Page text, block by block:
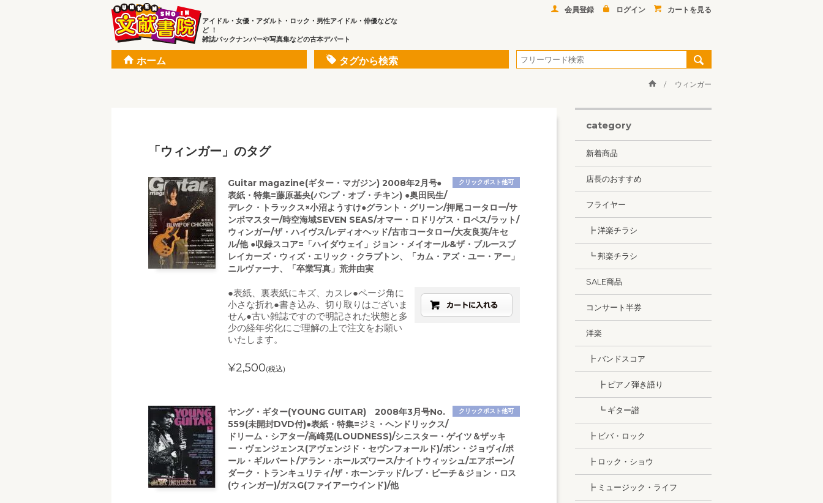
アイドル・女優・アダルト・ロック・男性アイドル・俳優などな
ど ！
雑誌バックナンバーや写真集などの古本デパート
会員登録 ログイン カートを見る
ホーム タグから検索
ウィンガー
「ウィンガー」のタグ
クリックポスト他可
Guitar magazine(ギター・マガジン) 2008年2月号●
表紙・特集=藤原基央(バンプ・オブ・チキン) ●奥田民生/
デレク・トラックス×小沼ようすけ●グラント・グリーン/押尾コータロー/サ
ンボマスター/時空海域SEVEN SEAS/オマー・ロドリゲス・ロペス/ラット/
ウィンガー/ザ・ハイヴス/レディオヘッド/古市コータロー/大友良英/キセ
ル/他 ●収録スコア=「ハイダウェイ」ジョン・メイオール&ザ・ブルースブ
レイカーズ・ウィズ・エリック・クラプトン、「カム・アズ・ユー・アー」
ニルヴァーナ、「卒業写真」荒井由実
●表紙、裏表紙にキズ、カスレ●ページ角に
小さな折れ●書き込み、切り取りはございま
せん●古い雑誌ですので明記された状態と多
少の経年劣化にご理解の上で注文をお願い
いたします。
¥2,500(税込)
クリックポスト他可
ヤング・ギター(YOUNG GUITAR) 2008年3月号No.
559(未開封DVD付)●表紙・特集=ジミ・ヘンドリックス/
ドリーム・シアター/高崎晃(LOUDNESS)/シニスター・ゲイツ＆ザッキ
ー・ヴェンジェンス(アヴェンジド・セヴンフォールド)/ボン・ジョヴィ/ポ
ール・ギルバート/アラン・ホールズワース/ナイトウィッシュ/エアボーン/
ダーク・トランキュリティ/ザ・ホーンテッド/レブ・ビーチ＆ジョン・ロス
(ウィンガー)/ガスG(ファイアーウインド)/他
category
新着商品
店長のおすすめ
フライヤー
┣ 洋楽チラシ
┗ 邦楽チラシ
SALE商品
コンサート半券
洋楽
┣ バンドスコア
┣ ピアノ弾き語り
┗ ギター譜
┣ ビバ・ロック
┣ ロック・ショウ
┣ ミュージック・ライフ